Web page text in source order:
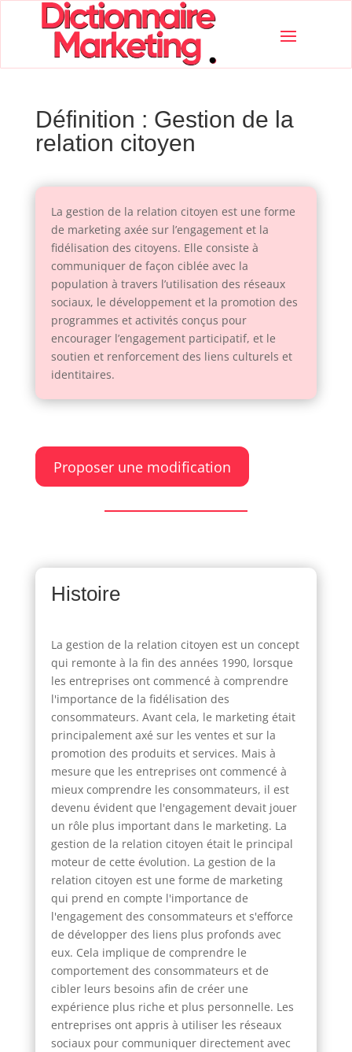
Définition : Gestion de la
relation citoyen
La gestion de la relation citoyen est une forme
de marketing axée sur l’engagement et la
fidélisation des citoyens. Elle consiste à
communiquer de façon ciblée avec la
population à travers l’utilisation des réseaux
sociaux, le développement et la promotion des
programmes et activités conçus pour
encourager l’engagement participatif, et le
soutien et renforcement des liens culturels et
identitaires.
Proposer une modification
Histoire
La gestion de la relation citoyen est un concept
qui remonte à la fin des années 1990, lorsque
les entreprises ont commencé à comprendre
l'importance de la fidélisation des
consommateurs. Avant cela, le marketing était
principalement axé sur les ventes et sur la
promotion des produits et services. Mais à
mesure que les entreprises ont commencé à
mieux comprendre les consommateurs, il est
devenu évident que l'engagement devait jouer
un rôle plus important dans le marketing. La
gestion de la relation citoyen était le principal
moteur de cette évolution. La gestion de la
relation citoyen est une forme de marketing
qui prend en compte l'importance de
l'engagement des consommateurs et s'efforce
de développer des liens plus profonds avec
eux. Cela implique de comprendre le
comportement des consommateurs et de
cibler leurs besoins afin de créer une
expérience plus riche et plus personnelle. Les
entreprises ont appris à utiliser les réseaux
sociaux pour communiquer directement avec